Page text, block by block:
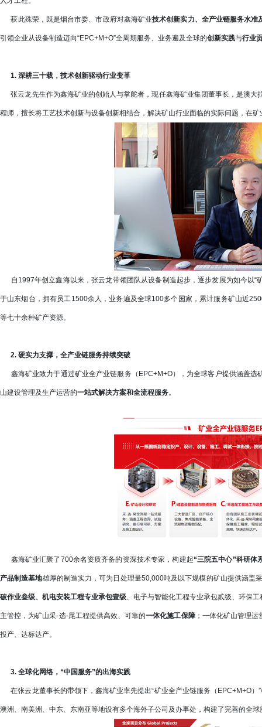
获此殊荣，既是烟台市委、市政府对鑫海矿业技术创新实力、全产业链服务水准
引领企业从设备制造迈向“EPC+M+O”全周期服务、业务遍及全球的创新实践与行业
1. 深耕三十载，技术创新驱动行业变革
张云龙先生作为鑫海矿业的创始人与掌舵者，现任鑫海矿业集团董事长，是澳大
程师，擅长将工艺技术创新与设备创新相结合，解决矿山行业面临的实际问题，在
自1997年创立鑫海以来，张云龙带领团队从设备制造起步，逐步发展为如今以“
于山东烟台，拥有员工1500余人，业务遍及全球100多个国家，累计服务矿山近
等七十余种矿产资源。
2. 硬实力支撑，全产业链服务持续突破
鑫海矿业致力于通过矿业全产业链服务（EPC+M+O），为全球客户提供涵盖选
山建设管理及生产运营的一站式解决方案和全流程服务。
鑫海矿业汇聚了700余名资质齐备的资深技术专家，构建起“三院五中心”科研体
产品制造基地雄厚的制造实力，可为日处理量50,000吨及以下规模的矿山提供涵盖
破作业叁级、机电安装工程专业承包壹级、电子与智能化工程专业承包贰级、环保
主管控，为矿山采-选-尾工程提供高效、可靠的一体化施工保障；一体化矿山管理运
投产、达标达产。
3. 全球化网络，“中国服务”的出海实践
在张云龙董事长的带领下，鑫海矿业率先提出“矿业全产业链服务（EPC+M+O）
澳洲、南美洲、中东、东南亚等地设有多个海外子公司及办事处，构建了完善的全球